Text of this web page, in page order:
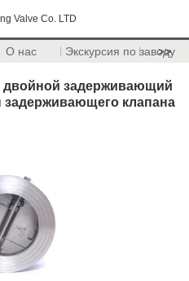
Valve Co. LTD
О нас Экскурсия по заводу
>>
задерживающий
клапана